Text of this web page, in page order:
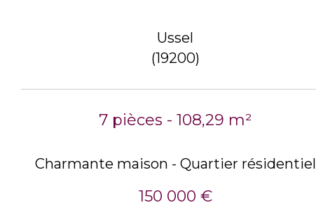
Ussel
(19200)
7 pièces - 108,29 m²
Charmante maison - Quartier résidentiel
150 000 €